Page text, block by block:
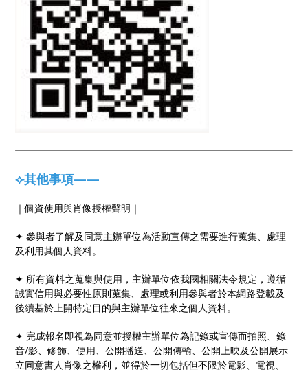
⟣其他事項——
｜個資使用與肖像授權聲明｜
✦ 參與者了解及同意主辦單位為活動宣傳之需要進行蒐集、處理
及利用其個人資料。
✦ 所有資料之蒐集與使用，主辦單位依我國相關法令規定，遵循
誠實信用與必要性原則蒐集、處理或利用參與者於本網路登載及
後續基於上開特定目的與主辦單位往來之個人資料。
✦ 完成報名即視為同意並授權主辦單位為記錄或宣傳而拍照、錄
音/影、修飾、使用、公開播送、公開傳輸、公開上映及公開展示
立同意書人肖像之權利，並得於一切包括但不限於電影、電視、